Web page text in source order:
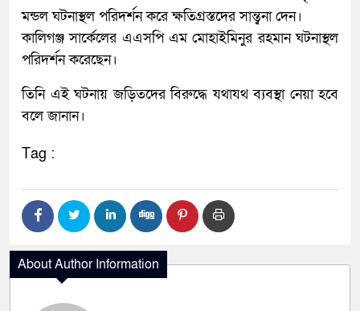
মন্ডল ঘটনাস্থল পরিদর্শন করে ক্ষতিগ্রস্তদের সান্ত্বনা দেন।
কালিগঞ্জ সার্কেলের এএসপি এম মোহাইমিনুর রহমান ঘটনাস্থল
পরিদর্শন করেছেন।
তিনি এই ঘটনায় জড়িতদের বিরুদ্ধে যথাযথ ব্যবস্থা নেয়া হবে
বলে জানান।
Tag :
About Author Information